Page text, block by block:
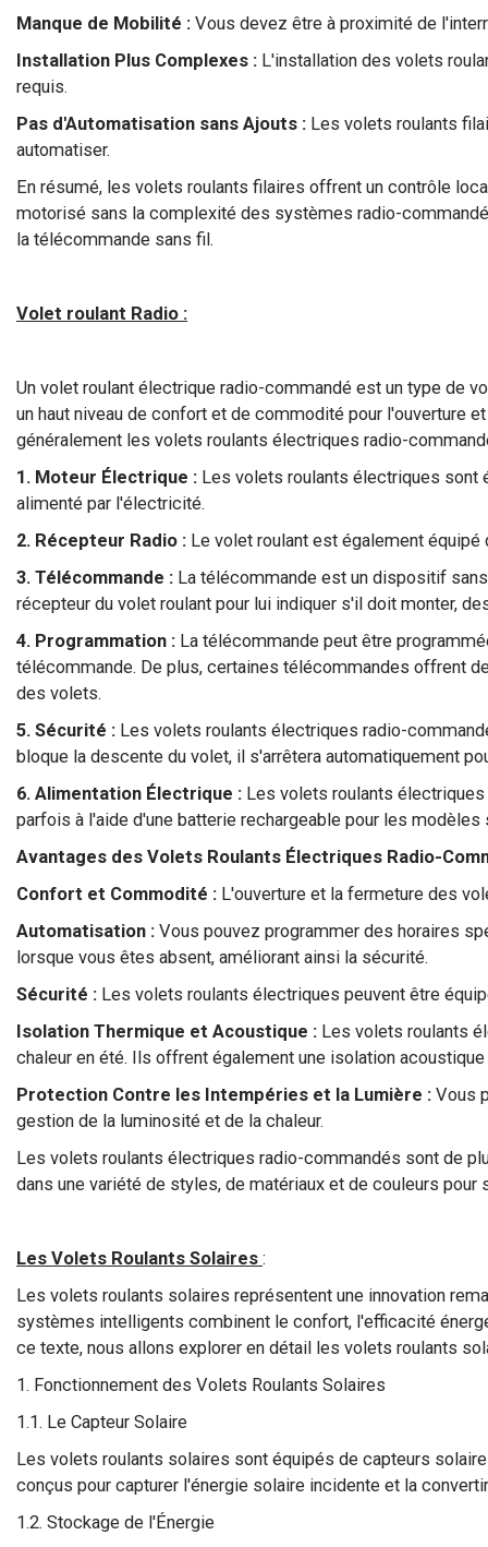
Manque de Mobilité : Vous devez être à proximité de
Installation Plus Complexes : L'installation des volets
requis.
Pas d'Automatisation sans Ajouts : Les volets roulants
automatiser.
En résumé, les volets roulants filaires offrent un contrôle
motorisé sans la complexité des systèmes radio-
la télécommande sans fil.
Volet roulant Radio :
Un volet roulant électrique radio-commandé est un type de
un haut niveau de confort et de commodité pour l'ouverture
généralement les volets roulants électriques radio-
1. Moteur Électrique : Les volets roulants électriques sont
alimenté par l'électricité.
2. Récepteur Radio : Le volet roulant est également
3. Télécommande : La télécommande est un dispositif
récepteur du volet roulant pour lui indiquer s'il doit monter,
4. Programmation : La télécommande peut être
télécommande. De plus, certaines télécommandes offrent
des volets.
5. Sécurité : Les volets roulants électriques radio-
bloque la descente du volet, il s'arrêtera automatiquement
6. Alimentation Électrique : Les volets roulants
parfois à l'aide d'une batterie rechargeable pour les modèles
Avantages des Volets Roulants Électriques Radio-
Confort et Commodité : L'ouverture et la fermeture des
Automatisation : Vous pouvez programmer des horaires
lorsque vous êtes absent, améliorant ainsi la sécurité.
Sécurité : Les volets roulants électriques peuvent être
Isolation Thermique et Acoustique : Les volets roulants
chaleur en été. Ils offrent également une isolation
Protection Contre les Intempéries et la Lumière : Vous
gestion de la luminosité et de la chaleur.
Les volets roulants électriques radio-commandés sont de
dans une variété de styles, de matériaux et de couleurs
Les Volets Roulants Solaires :
Les volets roulants solaires représentent une innovation
systèmes intelligents combinent le confort, l'efficacité
ce texte, nous allons explorer en détail les volets roulants
1. Fonctionnement des Volets Roulants Solaires
1.1. Le Capteur Solaire
Les volets roulants solaires sont équipés de capteurs
conçus pour capturer l'énergie solaire incidente et la
1.2. Stockage de l'Énergie